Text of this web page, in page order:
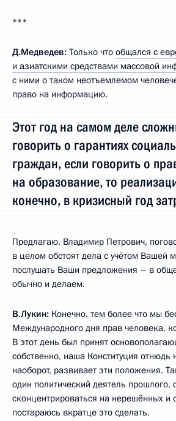
***
Д.Медведев: Только что общался с
и азиатскими средствами массовой
с ними о таком неотъемлемом
право на информацию.
Этот год на самом деле
говорить о гарантиях
граждан, если говорить о
на образование, то
конечно, в кризисный год
Предлагаю, Владимир Петрович,
в целом обстоят дела с учётом Вашей
послушать Ваши предложения – в
обычно и делаем.
В.Лукин: Конечно, тем более что мы
Международного дня прав человека,
В этот день был принят
собственно, наша Конституция отнюдь
наоборот, развивает эти положения.
один политический деятель прошлого,
сконцентрироваться на нерешённых и
постараюсь вкратце это сделать.